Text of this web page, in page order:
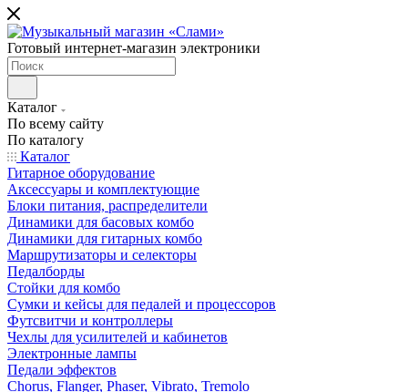
Готовый интернет-магазин электроники
Каталог
По всему сайту
По каталогу
Каталог
Гитарное оборудование
Аксессуары и комплектующие
Блоки питания, распределители
Динамики для басовых комбо
Динамики для гитарных комбо
Маршрутизаторы и селекторы
Педалборды
Стойки для комбо
Сумки и кейсы для педалей и процессоров
Футсвитчи и контроллеры
Чехлы для усилителей и кабинетов
Электронные лампы
Педали эффектов
Chorus, Flanger, Phaser, Vibrato, Tremolo